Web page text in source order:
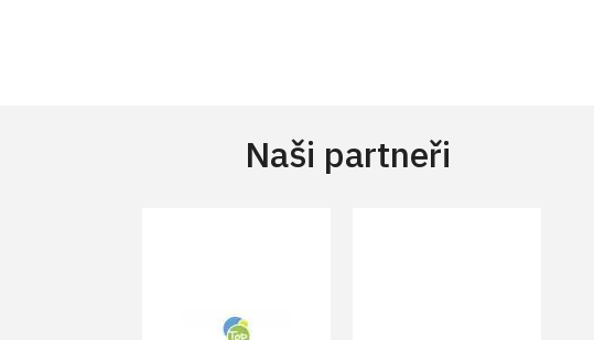
Naši partneři